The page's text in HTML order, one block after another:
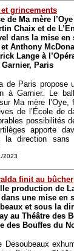
et grincements
de Ma mère
Chaix et de
dans la mise en
Anthony
Lange à
Garnier, Paris
de Paris
à Garnier. Le
Ma mère l’Oye,
de l’École de
possibilités
apporte
la direction sans
2023
finit au bûcher
production de
une mise en
et sous la
au Théâtre des
des Bouffes du
Desoubeaux